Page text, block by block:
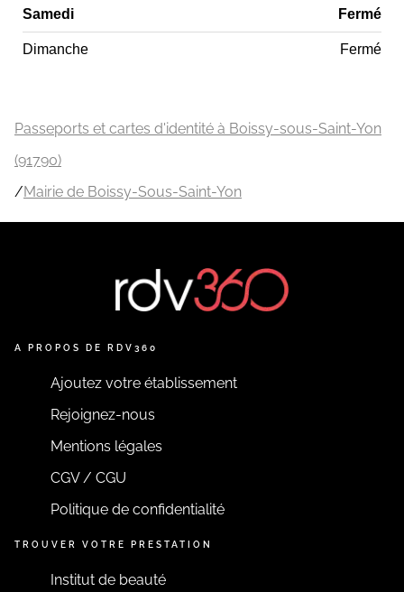
Samedi Fermé
Dimanche Fermé
Passeports et cartes d'identité à Boissy-sous-Saint-Yon
(91790)
/Mairie de Boissy-Sous-Saint-Yon
A PROPOS DE RDV360
Ajoutez votre établissement
Rejoignez-nous
Mentions légales
CGV / CGU
Politique de confidentialité
TROUVER VOTRE PRESTATION
Institut de beauté